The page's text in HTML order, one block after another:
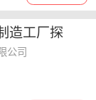
造工厂探
公司